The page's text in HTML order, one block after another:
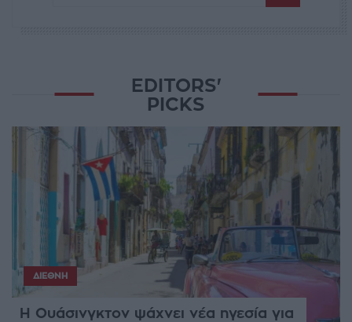
EDITORS'
PICKS
ΔΙΕΘΝΉ
Η Ουάσινγκτον ψάχνει νέα ηγεσία για